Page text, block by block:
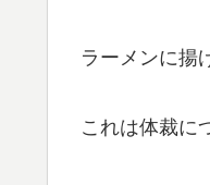
ラーメンに揚
これは体裁に